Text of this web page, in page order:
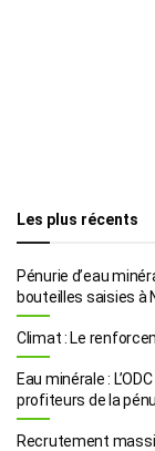
Les plus récents
Pénurie d’eau
bouteilles saisies à
Climat : Le
Eau minérale :
profiteurs de la
Recrutement